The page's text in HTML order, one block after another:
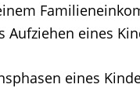
Aufziehen eines
eines